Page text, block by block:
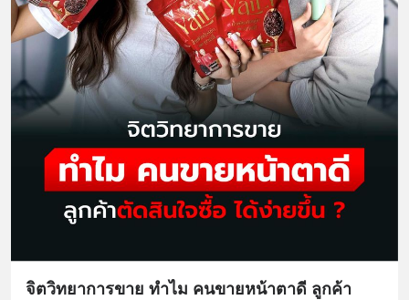
จิตวิทยาการขาย ทำไม คนขายหน้าตาดี ลูกค้า